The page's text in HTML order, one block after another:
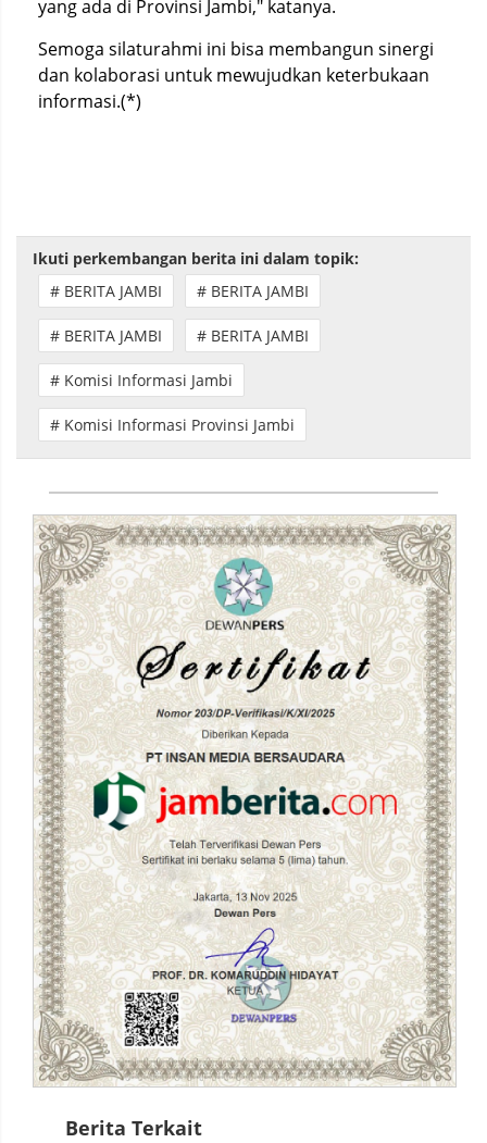
yang ada di Provinsi Jambi," katanya.
Semoga silaturahmi ini bisa membangun sinergi
dan kolaborasi untuk mewujudkan keterbukaan
informasi.(*)
Ikuti perkembangan berita ini dalam topik:
# BERITA JAMBI
# BERITA JAMBI
# BERITA JAMBI # BERITA JAMBI
# Komisi Informasi Jambi
# Komisi Informasi Provinsi Jambi
Berita Terkait